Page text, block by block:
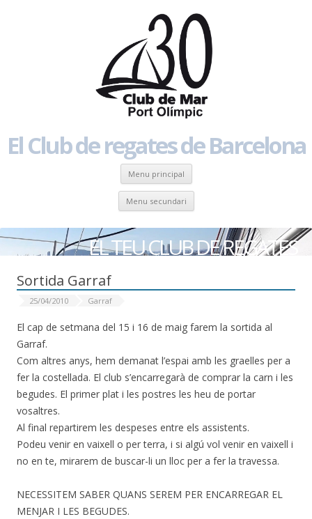
El Club de regates de Barcelona
Menu principal Skip to content
Menu secundari Skip to content
EL TEU CLUB DE REGATES
Sortida Garraf
25/04/2010 Garraf
El cap de setmana del 15 i 16 de maig farem la sortida al
Garraf.
Com altres anys, hem demanat l’espai amb les graelles per a
fer la costellada. El club s’encarregarà de comprar la carn i les
begudes. El primer plat i les postres les heu de portar
vosaltres.
Al final repartirem les despeses entre els assistents.
Podeu venir en vaixell o per terra, i si algú vol venir en vaixell i
no en te, mirarem de buscar-li un lloc per a fer la travessa.
NECESSITEM SABER QUANS SEREM PER ENCARREGAR EL
MENJAR I LES BEGUDES.